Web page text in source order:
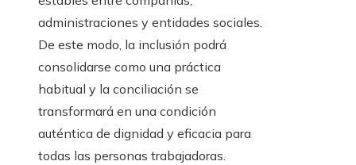
administraciones y entidades sociales.
De este modo, la inclusión podrá
consolidarse como una práctica
habitual y la conciliación se
transformará en una condición
auténtica de dignidad y eficacia para
todas las personas trabajadoras.